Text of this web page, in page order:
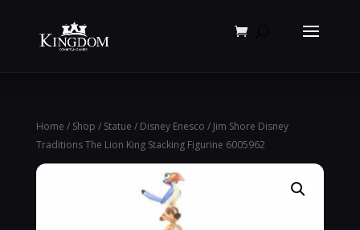
Home / Shop / Statue / Disney Enesco / Jim Shore Disney
Traditions The Lion King Stacking Figurine 6005962